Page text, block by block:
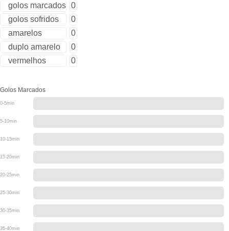
golos marcados 0
golos sofridos
0
amarelos
0
duplo amarelo
0
vermelhos
0
Golos Marcados
0-5min
5-10min
10-15min
15-20min
20-25min
25-30min
30-35min
35-40min